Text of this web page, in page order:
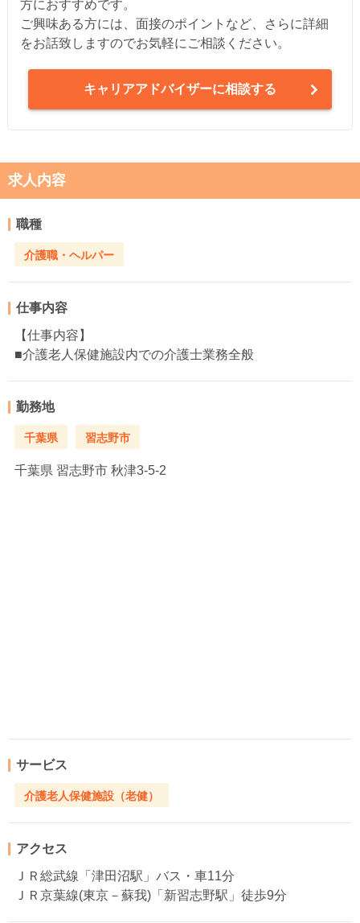
方におすすめです。
ご興味ある方には、面接のポイントなど、さらに詳細
をお話致しますのでお気軽にご相談ください。
キャリアアドバイザーに相談する
求人内容
職種
介護職・ヘルパー
仕事内容
【仕事内容】
■介護老人保健施設内での介護士業務全般
勤務地
千葉県 習志野市
千葉県 習志野市 秋津3-5-2
サービス
介護老人保健施設（老健）
アクセス
ＪＲ総武線「津田沼駅」バス・車11分
ＪＲ京葉線(東京－蘇我)「新習志野駅」徒歩9分